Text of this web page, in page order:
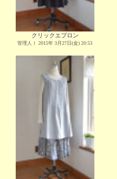
クリックエプロン
管理人Ｉ 2015年 3月27日(金) 20:53